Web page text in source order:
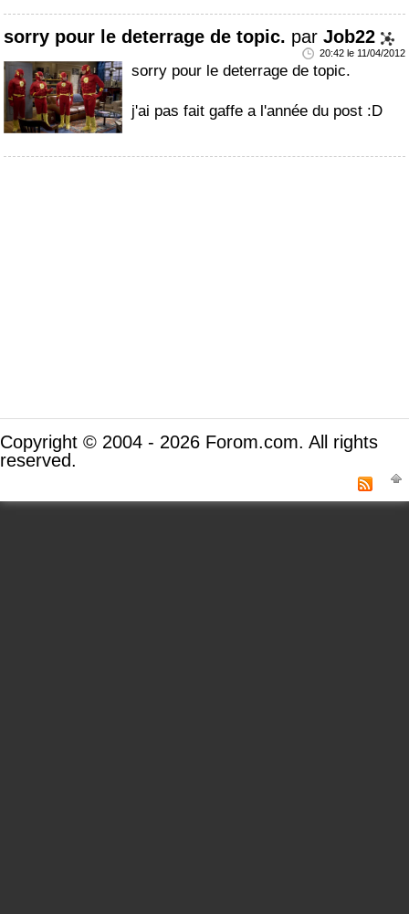
sorry pour le deterrage de topic. parJob22
20:42 le 11/04/2012
sorry pour le deterrage de topic.
j'ai pas fait gaffe a l'année du post :D
Copyright © 2004 - 2026 Forom.com. All rights
reserved.